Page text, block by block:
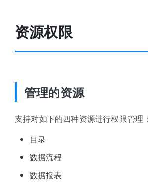
资源权限
管理的资源
支持对如下的四种资源进行权限管理：
目录
数据流程
数据报表